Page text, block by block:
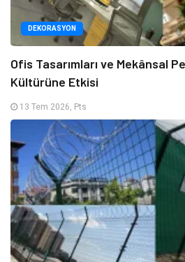
DEKORASYON
Ofis Tasarımları ve Mekânsal
Kültürüne Etkisi
13 Tem 2026, Pts